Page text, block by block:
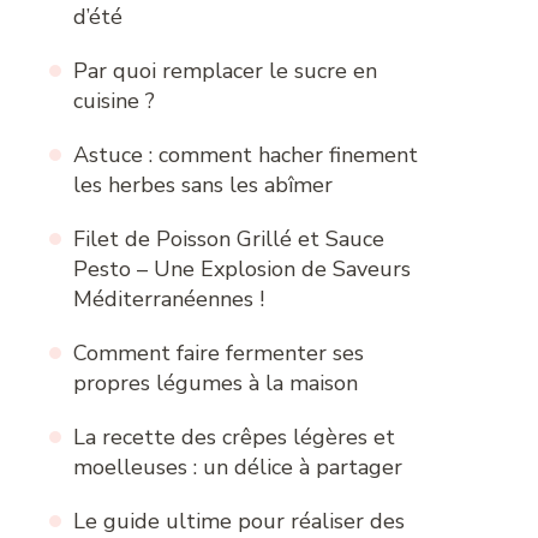
d’été
Par quoi remplacer le sucre en
cuisine ?
Astuce : comment hacher finement
les herbes sans les abîmer
Filet de Poisson Grillé et Sauce
Pesto – Une Explosion de Saveurs
Méditerranéennes !
Comment faire fermenter ses
propres légumes à la maison
La recette des crêpes légères et
moelleuses : un délice à partager
Le guide ultime pour réaliser des